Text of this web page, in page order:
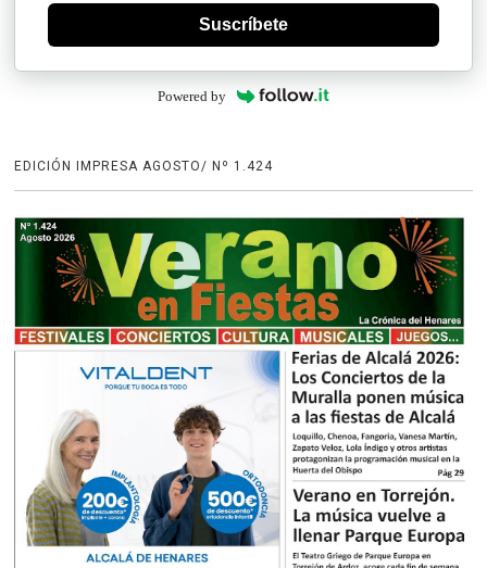
Suscríbete
Powered by
EDICIÓN IMPRESA AGOSTO/ Nº 1.424